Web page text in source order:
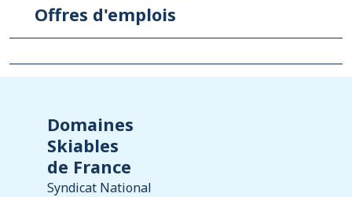
Offres d'emplois
Domaines
Skiables
de France
Syndicat National